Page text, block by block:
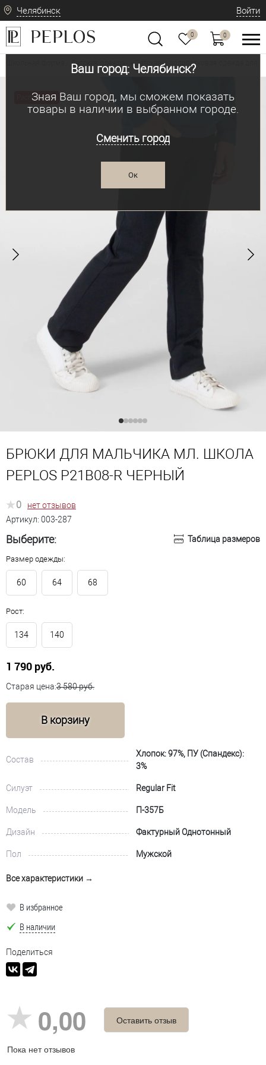
Челябинск
Ваш город: Челябинск?
Зная Ваш город, мы сможем показать
товары в наличии в выбранном городе.
Сменить город
Ок
Войти
0 0
Школьная форма / Детская одежда Детская и подростковая одежда для
Распродажа
БРЮКИ ДЛЯ МАЛЬЧИКА МЛ. ШКОЛА
PEPLOS P21B08-R ЧЕРНЫЙ
0
нет отзывов
Артикул: 003-287
Выберите: Таблица размеров
Размер одежды:
60 64 68
Рост:
134 140
1 790 руб.
Старая цена:3 580 руб.
В корзину
Состав
Хлопок: 97%, ПУ (Спандекс):
3%
Силуэт Regular Fit
Модель П-357Б
Дизайн Фактурный Однотонный
Пол Мужской
Все характеристики →
В избранное
В наличии
Поделиться
0,00
Пока нет отзывов
Оставить отзыв